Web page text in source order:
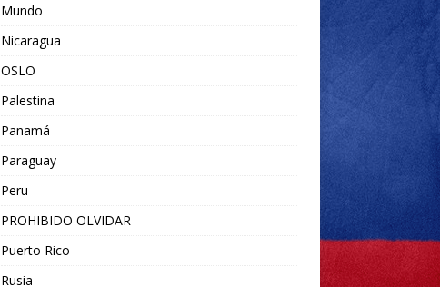
Mundo
Nicaragua
OSLO
Palestina
Panamá
Paraguay
Peru
PROHIBIDO OLVIDAR
Puerto Rico
Rusia